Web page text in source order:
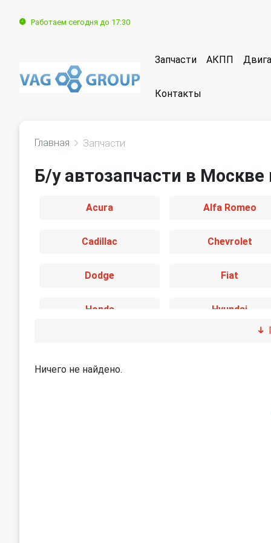
Работаем сегодня до 17:30
Запчасти АКПП
Контакты
Главная Запчасти
Б/у автозапчасти в Москве
Acura Alfa Romeo
Cadillac Chevrolet
Dodge Fiat
Honda Hyundai
Land Rover
Ничего не найдено.